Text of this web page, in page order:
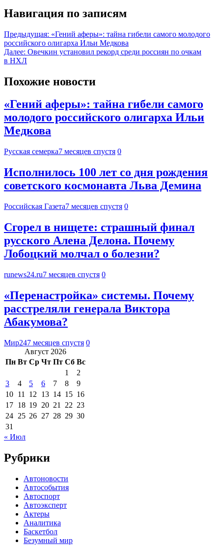
Навигация по записям
Предыдущая: «Гений аферы»: тайна гибели самого молодого
российского олигарха Ильи Медкова
Далее: Овечкин установил рекорд среди россиян по очкам
в НХЛ
Похожие новости
«Гений аферы»: тайна гибели самого
молодого российского олигарха Ильи
Медкова
Русская семерка7 месяцев спустя 0
Исполнилось 100 лет со дня рождения
советского космонавта Льва Демина
Российская Газета7 месяцев спустя 0
Сгорел в нищете: страшный финал
русского Алена Делона. Почему
Лобоцкий молчал о болезни?
runews24.ru7 месяцев спустя 0
«Перенастройка» системы. Почему
расстреляли генерала Виктора
Абакумова?
Мир247 месяцев спустя 0
Август 2026
Пн Вт Ср Чт Пт Сб Вс
1
2
3
4 5 6 7 8
9
10 11 12 13 14 15 16
17 18 19 20 21 22 23
24 25 26 27 28 29 30
31
« Июл
Рубрики
Автоновости
Автособытия
Автоспорт
Автоэксперт
Актеры
Аналитика
Баскетбол
Безумный мир